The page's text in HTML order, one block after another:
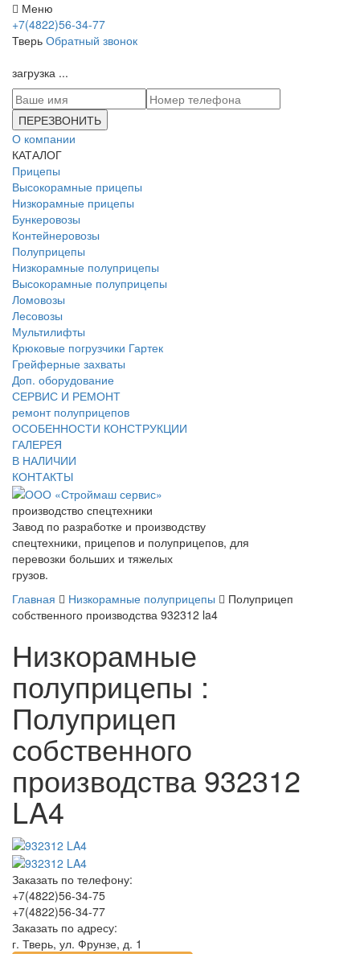
Меню
+7(4822)56-34-77
Тверь Обратный звонок
загрузка ...
ПЕРЕЗВОНИТЬ
О компании
КАТАЛОГ
Прицепы
Высокорамные прицепы
Низкорамные прицепы
Бункеровозы
Контейнеровозы
Полуприцепы
Низкорамные полуприцепы
Высокорамные полуприцепы
Ломовозы
Лесовозы
Мультилифты
Крюковые погрузчики Гартек
Грейферные захваты
Доп. оборудование
СЕРВИС И РЕМОНТ
ремонт полуприцепов
ОСОБЕННОСТИ КОНСТРУКЦИИ
ГАЛЕРЕЯ
В НАЛИЧИИ
КОНТАКТЫ
производство спецтехники
Завод по разработке и производству
спецтехники, прицепов и полуприцепов, для
перевозки больших и тяжелых
грузов.
Главная
Низкорамные полуприцепы
Полуприцеп
собственного производства 932312 la4
Низкорамные
полуприцепы :
Полуприцеп
собственного
производства 932312
LA4
Заказать по телефону:
+7(4822)56-34-75
+7(4822)56-34-77
Заказать по адресу:
г. Тверь, ул. Фрунзе, д. 1